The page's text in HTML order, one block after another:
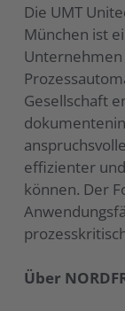
Die UMT
München ist
Unternehmen
Gesellschaft
effizienter
können. Der
Über